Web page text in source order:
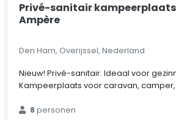
Privé-sanitair kampeerplaats
Ampère
Den Ham, Overijssel, Nederland
Nieuw! Privé-sanitair. Ideaal voor
Kampeerplaats voor caravan, camper,
8personen